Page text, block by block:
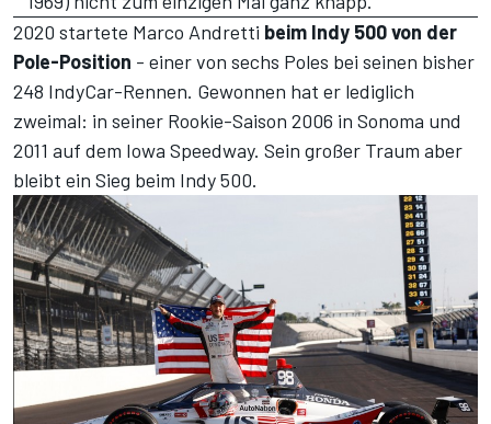
2020 startete Marco Andretti beim Indy 500 von der
Pole-Position - einer von sechs Poles bei seinen bisher
248 IndyCar-Rennen. Gewonnen hat er lediglich
zweimal: in seiner Rookie-Saison 2006 in Sonoma und
2011 auf dem Iowa Speedway. Sein großer Traum aber
bleibt ein Sieg beim Indy 500.